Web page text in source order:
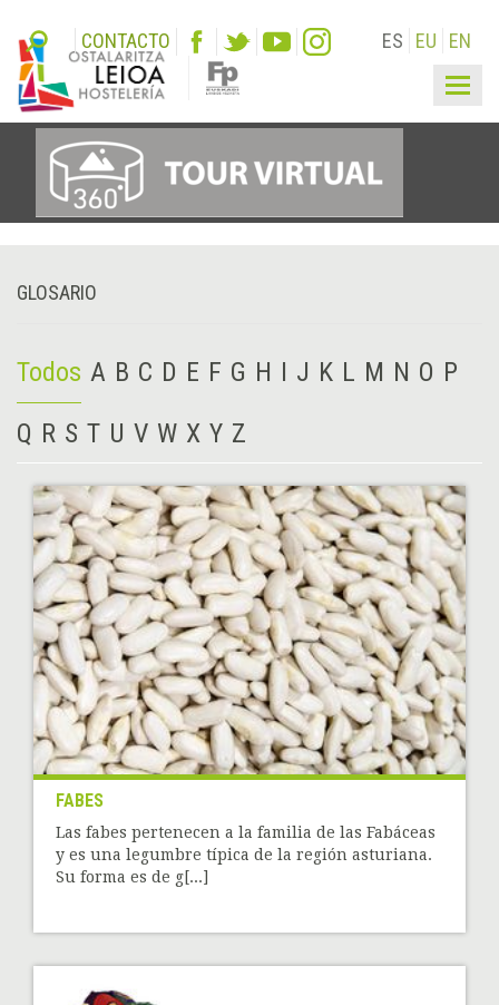
CONTACTO ES EU EN
GLOSARIO
Todos A B C D E F G H I J K L M N O P
Q R S T U V W X Y Z
FABES
Las fabes pertenecen a la familia de las Fabáceas
y es una legumbre típica de la región asturiana.
Su forma es de g[...]